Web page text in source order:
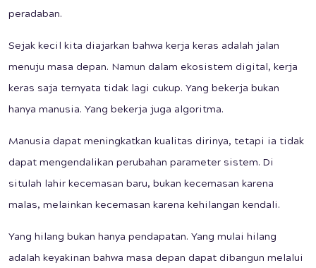
peradaban.
Sejak kecil kita diajarkan bahwa kerja keras adalah jalan
menuju masa depan. Namun dalam ekosistem digital, kerja
keras saja ternyata tidak lagi cukup. Yang bekerja bukan
hanya manusia. Yang bekerja juga algoritma.
Manusia dapat meningkatkan kualitas dirinya, tetapi ia tidak
dapat mengendalikan perubahan parameter sistem. Di
situlah lahir kecemasan baru, bukan kecemasan karena
malas, melainkan kecemasan karena kehilangan kendali.
Yang hilang bukan hanya pendapatan. Yang mulai hilang
adalah keyakinan bahwa masa depan dapat dibangun melalui